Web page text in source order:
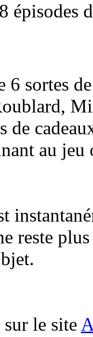
épisodes
6 sortes
de
au
reste
le site